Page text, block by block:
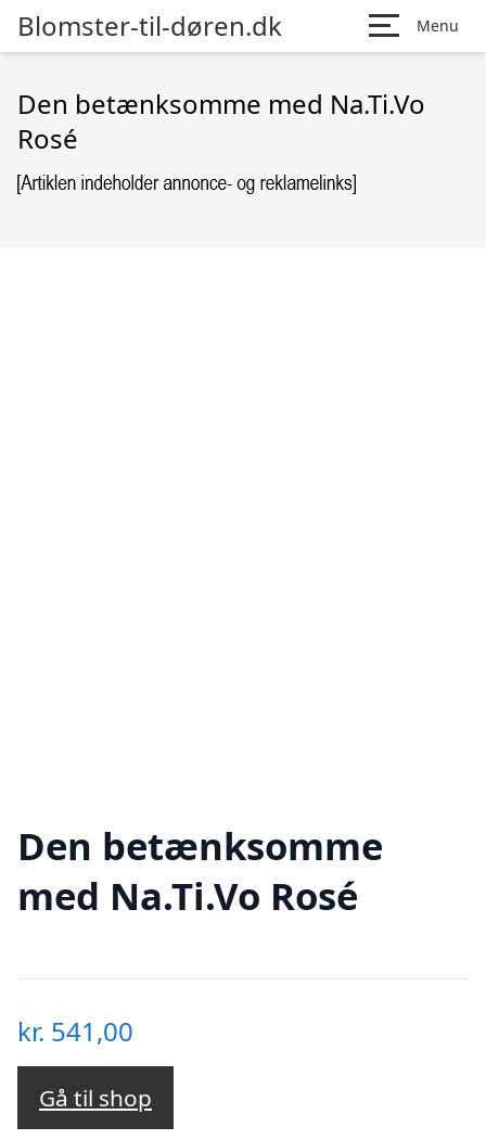
Blomster-til-døren.dk Menu
Den betænksomme med Na.Ti.Vo
Rosé
Den betænksomme
med Na.Ti.Vo Rosé
kr. 541,00
Gå til shop